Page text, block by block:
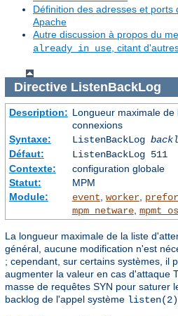
Définition des adresses et ports
Apache
Autre discussion à propos du
already in use , citant
Directive ListenBackLog
Description: Longueur maximale
connexions
Syntaxe:
ListenBackLog
Défaut:
ListenBackLog 511
Contexte:
configuration globale
Statut:
MPM
Module:
event worker,
mpm_netware,
La longueur maximale de la liste
général, aucune modification n'est
; cependant, sur certains systèmes, il
augmenter la valeur en cas d'attaque
masse de requêtes SYN pour saturer
backlog de l'appel système listen(2)